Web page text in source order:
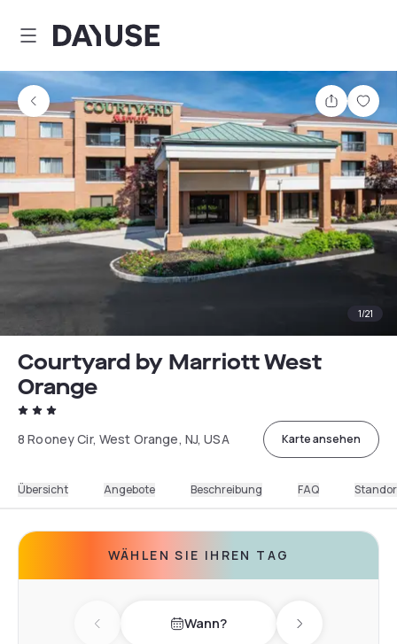
Dayuse
Teilen
1/21
Courtyard by Marriott West
Orange
8 Rooney Cir, West Orange, NJ, USA Karte ansehen
Übersicht Angebote Beschreibung FAQ
WÄHLEN SIE IHREN TAG
Previous day Wann? Next day